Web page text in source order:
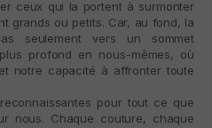
ceux qui la portent à surmonter
grands ou petits. Car, au fond, la
seulement vers un sommet
profond en nous-mêmes, où
notre capacité à affronter toute
pour tout ce que
nous. Chaque couture, chaque